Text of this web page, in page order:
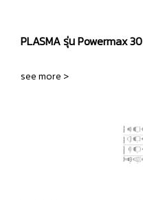
PLASMA รุ่น Powermax 30
see more >